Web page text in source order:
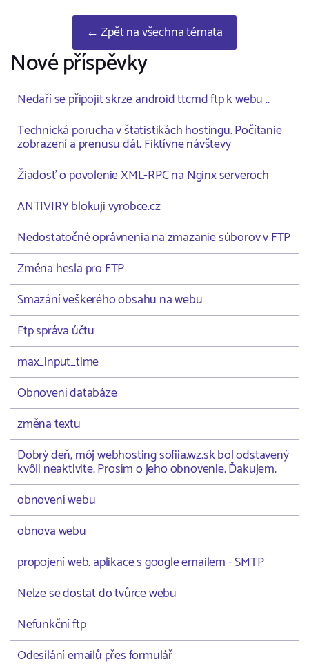
← Zpět na všechna témata
Nové příspěvky
Nedaří se připojit skrze android ttcmd ftp k webu ..
Technická porucha v štatistikách hostingu. Počítanie
zobrazení a prenusu dát. Fiktívne návštevy
Žiadosť o povolenie XML-RPC na Nginx serveroch
ANTIVIRY blokuji vyrobce.cz
Nedostatočné oprávnenia na zmazanie súborov v FTP
Změna hesla pro FTP
Smazání veškerého obsahu na webu
Ftp správa účtu
max_input_time
Obnovení databáze
změna textu
Dobrý deň, môj webhosting sofiia.wz.sk bol odstavený
kvôli neaktivite. Prosím o jeho obnovenie. Ďakujem.
obnovení webu
obnova webu
propojení web. aplikace s google emailem - SMTP
Nelze se dostat do tvůrce webu
Nefunkční ftp
Odesílání emailů přes formulář